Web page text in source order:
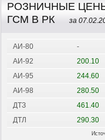
РОЗНИЧНЫЕ
ГСМ В РК
за
АИ-80
-
АИ-92
200.10
АИ-95
244.60
АИ-98
280.50
ДТЗ
461.40
ДТЛ
290.30